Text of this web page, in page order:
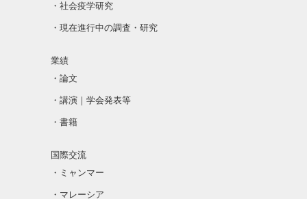
・社会疫学研究
・現在進行中の調査・研究
業績
・論文
・講演｜学会発表等
・書籍
国際交流
・ミャンマー
・マレーシア